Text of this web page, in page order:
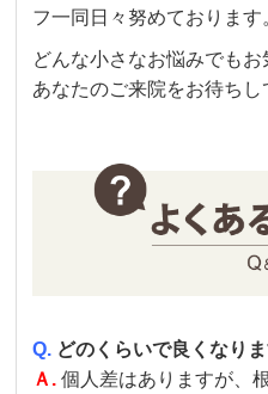
フ一同日々努めております
どんな小さなお悩みでもお
あなたのご来院をお待ちし
Q. どのくらいで良くなり
Ａ.個人差はありますが、